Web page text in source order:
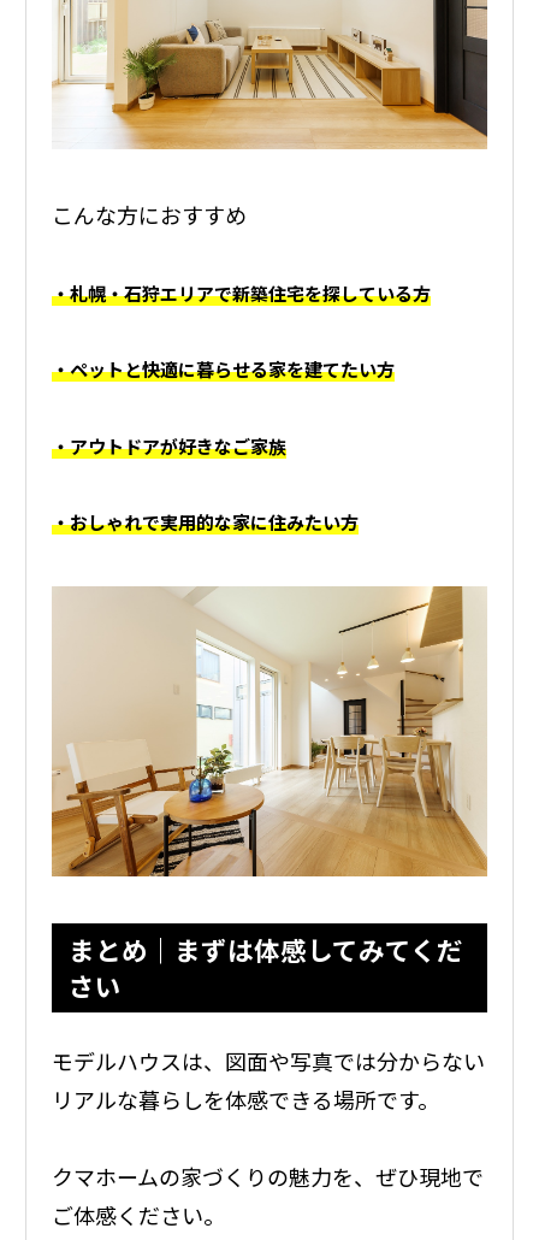
こんな方におすすめ
・札幌・石狩エリアで新築住宅を探している方
・ペットと快適に暮らせる家を建てたい方
・アウトドアが好きなご家族
・おしゃれで実用的な家に住みたい方
まとめ｜まずは体感してみてくだ
さい
モデルハウスは、図面や写真では分からない
リアルな暮らしを体感できる場所です。
クマホームの家づくりの魅力を、ぜひ現地で
ご体感ください。